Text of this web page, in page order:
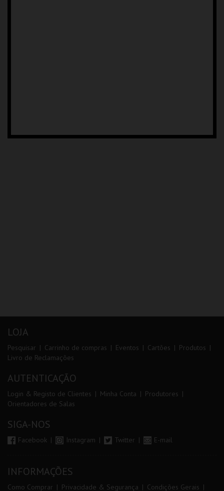
LOJA
Pesquisar Carrinho de compras Eventos Cartões
Produtos
Livro de Reclamações
AUTENTICAÇÃO
Login & Registo de Clientes Minha Conta
Produtores
Orientadores de Salas
SIGA-NOS
Facebook Instagram Twitter E-mail
INFORMAÇÕES
Como Comprar Privacidade & Segurança Condições Gerais